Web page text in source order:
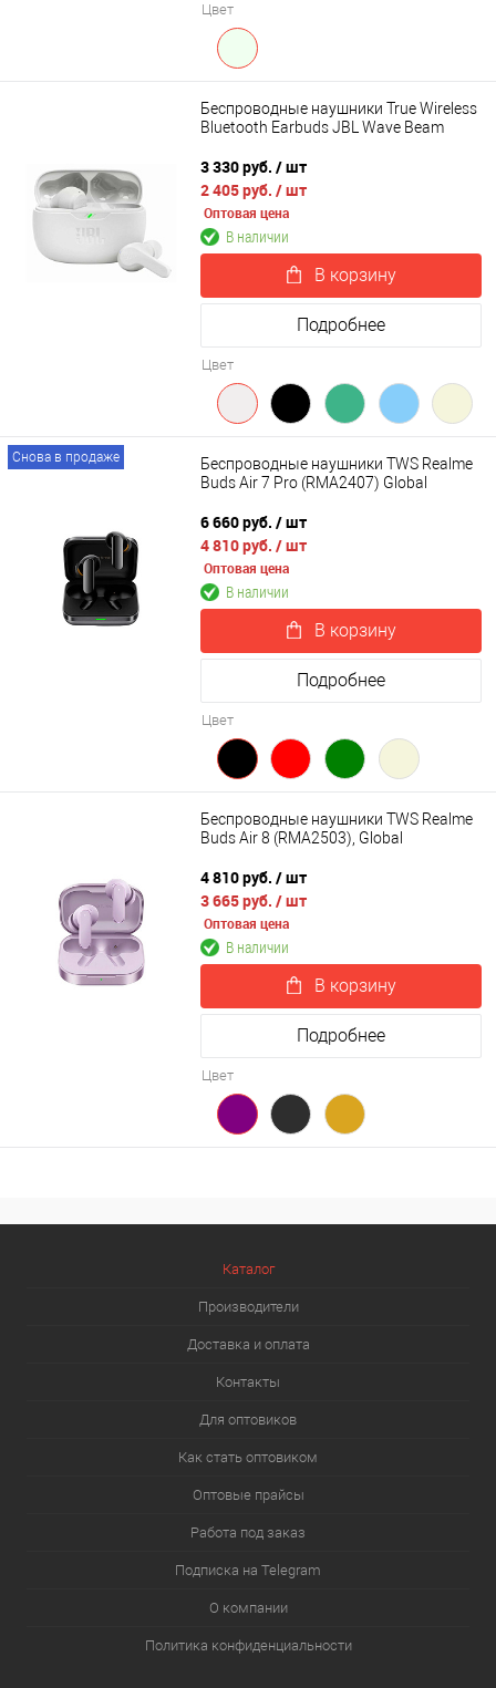
Цвет
Беспроводные наушники True Wireless
Bluetooth Earbuds JBL Wave Beam
3 330 руб. / шт
2 405 руб. / шт
Оптовая цена
В наличии
В корзину
Подробнее
Цвет
Снова в продаже
Беспроводные наушники TWS Realme
Buds Air 7 Pro (RMA2407) Global
6 660 руб. / шт
4 810 руб. / шт
Оптовая цена
В наличии
В корзину
Подробнее
Цвет
Беспроводные наушники TWS Realme
Buds Air 8 (RMA2503), Global
4 810 руб. / шт
3 665 руб. / шт
Оптовая цена
В наличии
В корзину
Подробнее
Цвет
Каталог
Производители
Доставка и оплата
Контакты
Для оптовиков
Как стать оптовиком
Оптовые прайсы
Работа под заказ
Подписка на Telegram
О компании
Политика конфиденциальности